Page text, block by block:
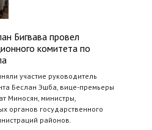
Бигвава провел
комитета по
участие руководитель
Беслан Эшба, вице-премьеры
Миносян, министры,
органов государственного
районов.